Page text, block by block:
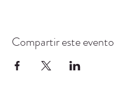
Compartir este evento